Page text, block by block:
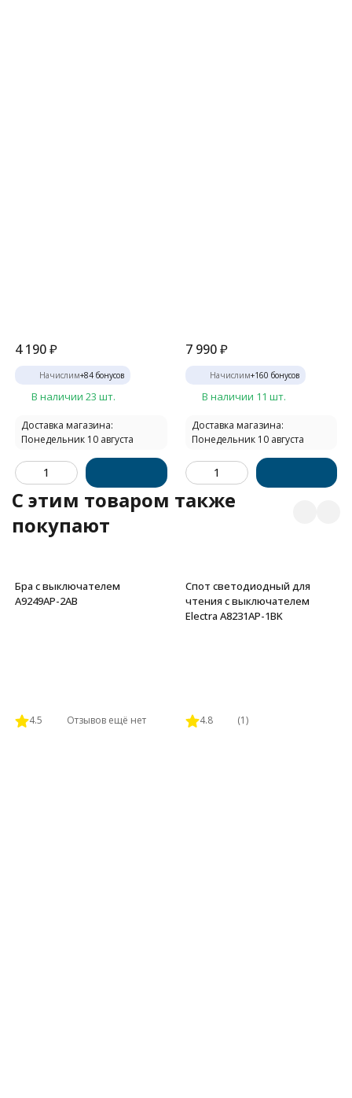
4 190₽
Начислим+84 бонусов
В наличии 23 шт.
Доставка магазина:
Понедельник 10 августа
7 990 ₽
Начислим+160 бонусов
В наличии 11 шт.
Доставка магазина:
Понедельник 10 августа
C этим товаром также
покупают
Бра с выключателем
A9249AP-2AB
4.5 Отзывов ещё нет
Спот светодиодный для
чтения с выключателем
Electra A8231AP-1BK
4.8 (1)